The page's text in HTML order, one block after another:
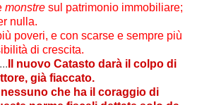
monstre sul patrimonio immobiliare;
nulla.
poveri, e con scarse e sempre più
di crescita.
Il nuovo Catasto darà il colpo di
già fiaccato.
nessuno che ha il coraggio di